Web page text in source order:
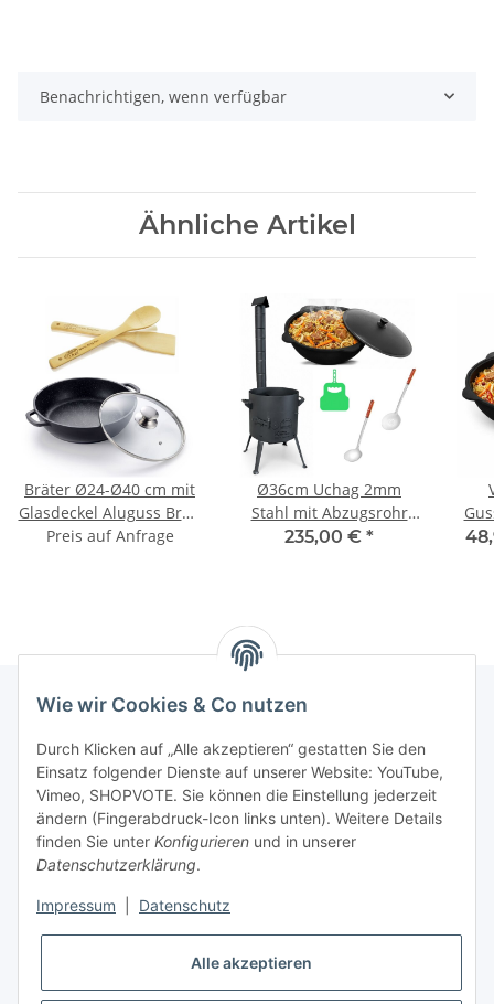
Benachrichtigen, wenn verfügbar
Ähnliche Artikel
Bräter Ø24-Ø40 cm mit
Glasdeckel Aluguss Brat-
Servierpfanne
Preis auf Anfrage
Ø36cm Uchag 2mm
Stahl mit Abzugsrohr
12L Kasan Gusseisen
Außenküche Eintopfofen
mit Schaumkelle
Suppenkelle Grillfächer
235,00 € *
Informationen
Hilfe & Kontakt
Unsere Vorteile
Wie wir Cookies & Co nutzen
Durch Klicken auf „Alle akzeptieren“ gestatten Sie den
Einsatz folgender Dienste auf unserer Website: YouTube,
Vimeo, SHOPVOTE. Sie können die Einstellung jederzeit
ändern (Fingerabdruck-Icon links unten). Weitere Details
finden Sie unter Konfigurieren und in unserer
Datenschutzerklärung.
Impressum Datenschutz
Alle akzeptieren